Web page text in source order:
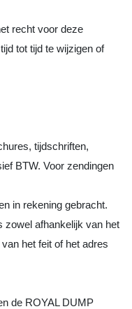
recht voor deze
tot tijd te wijzigen of
tijdschriften,
BTW. Voor zendingen
in rekening gebracht.
zowel afhankelijk van het
het feit of het adres
de ROYAL DUMP